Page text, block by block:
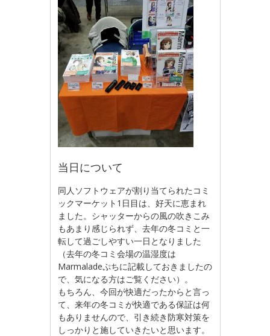
当日について
同人ソフトウェアが割り当てられたコミ
ックマーケット1日目は、好天に恵まれ
ました。シャッターからの風の吹きこみ
もあまり感じられず、去年の冬コミと一
転して過ごしやすい一日となりました
（去年の冬コミ会場の温湿度は
Marmaladeぷちに記載しておきましたの
で、気になる方はご覧ください）。
もちろん、今回が快適だったからと言っ
て、来年の冬コミが快適である保証は何
もありませんので、引き続き防寒対策を
しっかりと施していきたいと思います。